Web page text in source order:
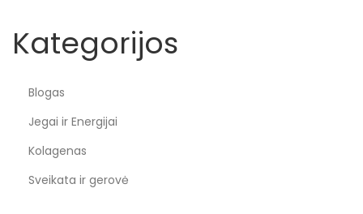
Kategorijos
Blogas
Jegai ir Energijai
Kolagenas
Sveikata ir gerovė